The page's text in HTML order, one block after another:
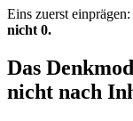
Eins zuerst einprägen:
nicht 0.
Das
nicht nach